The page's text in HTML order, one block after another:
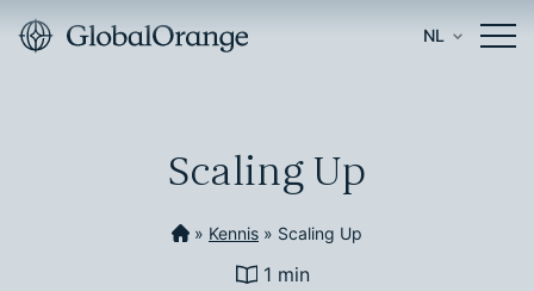
NL
» Kennis » Scaling Up
1 min
Scaling Up